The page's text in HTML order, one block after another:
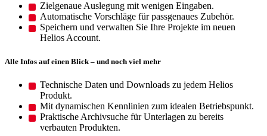
Zielgenaue Auslegung mit wenigen Eingaben.
Automatische Vorschläge für passgenaues Zubehör.
Speichern und verwalten Sie Ihre Projekte im neuen
Helios Account.
Alle Infos auf einen Blick – und noch viel mehr
Technische Daten und Downloads zu jedem Helios
Produkt.
Mit dynamischen Kennlinien zum idealen Betriebspunkt.
Praktische Archivsuche für Unterlagen zu bereits
verbauten Produkten.